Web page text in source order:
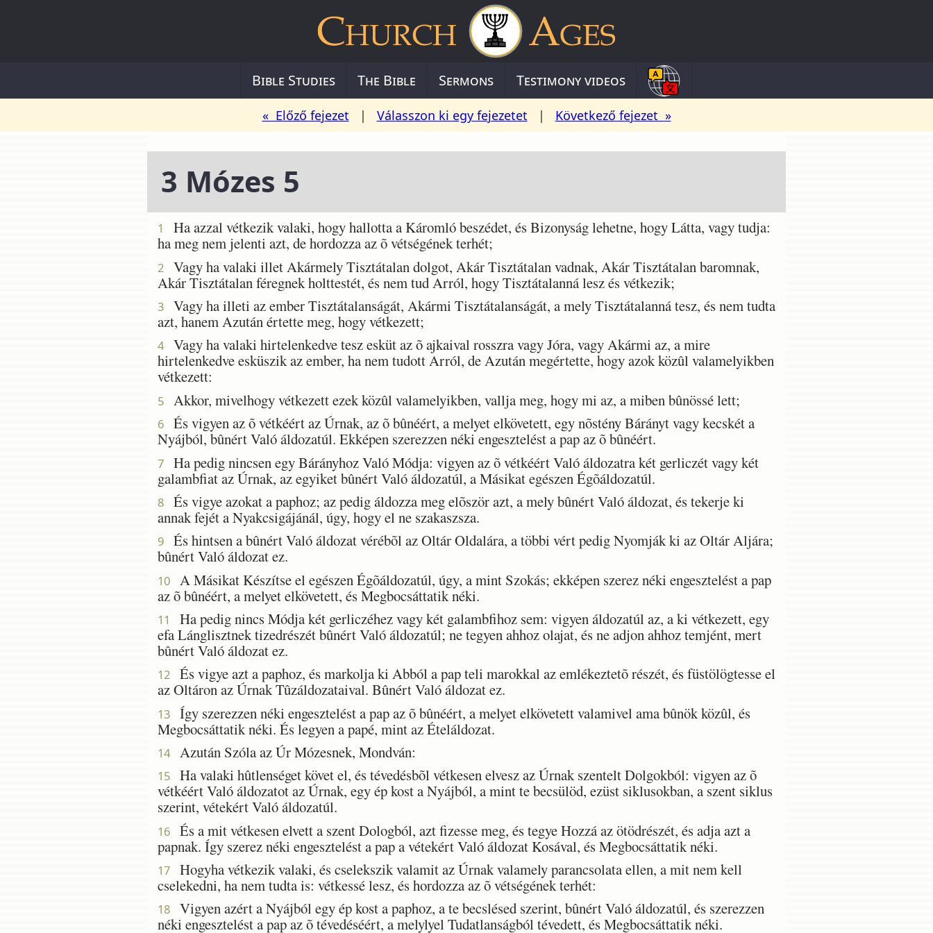
Bible Studies The Bible Sermons Testimony videos
« Előző fejezet | Válasszon ki egy fejezetet | Következő fejezet »
3 Mózes 5
1
Ha azzal vétkezik valaki, hogy hallotta a Káromló beszédet, és Bizonyság lehetne, hogy Látta, vagy tudja:
ha meg nem jelenti azt, de hordozza az õ vétségének terhét;
2
Vagy ha valaki illet Akármely Tisztátalan dolgot, Akár Tisztátalan vadnak, Akár Tisztátalan baromnak,
Akár Tisztátalan féregnek holttestét, és nem tud Arról, hogy Tisztátalanná lesz és vétkezik;
3
Vagy ha illeti az ember Tisztátalanságát, Akármi Tisztátalanságát, a mely Tisztátalanná tesz, és nem tudta
azt, hanem Azután értette meg, hogy vétkezett;
4
Vagy ha valaki hirtelenkedve tesz esküt az õ ajkaival rosszra vagy Jóra, vagy Akármi az, a mire
hirtelenkedve esküszik az ember, ha nem tudott Arról, de Azután megértette, hogy azok közûl valamelyikben
vétkezett:
5 Akkor, mivelhogy vétkezett ezek közûl valamelyikben, vallja meg, hogy mi az, a miben bûnössé lett;
6
És vigyen az õ vétkéért az Úrnak, az õ bûnéért, a melyet elkövetett, egy nõstény Bárányt vagy kecskét a
Nyájból, bûnért Való áldozatúl. Ekképen szerezzen néki engesztelést a pap az õ bûnéért.
7
Ha pedig nincsen egy Bárányhoz Való Módja: vigyen az õ vétkéért Való áldozatra két gerliczét vagy két
galambfiat az Úrnak, az egyiket bûnért Való áldozatúl, a Másikat egészen Égõáldozatúl.
8
És vigye azokat a paphoz; az pedig áldozza meg elõször azt, a mely bûnért Való áldozat, és tekerje ki
annak fejét a Nyakcsigájánál, úgy, hogy el ne szakaszsza.
9
És hintsen a bûnért Való áldozat vérébõl az Oltár Oldalára, a többi vért pedig Nyomják ki az Oltár Aljára;
bûnért Való áldozat ez.
10
A Másikat Készítse el egészen Égõáldozatúl, úgy, a mint Szokás; ekképen szerez néki engesztelést a pap
az õ bûnéért, a melyet elkövetett, és Megbocsáttatik néki.
11
Ha pedig nincs Módja két gerliczéhez vagy két galambfihoz sem: vigyen áldozatúl az, a ki vétkezett, egy
efa Lánglisztnek tizedrészét bûnért Való áldozatúl; ne tegyen ahhoz olajat, és ne adjon ahhoz temjént, mert
bûnért Való áldozat ez.
12
És vigye azt a paphoz, és markolja ki Abból a pap teli marokkal az emlékeztetõ részét, és füstölögtesse el
az Oltáron az Úrnak Tûzáldozataival. Bûnért Való áldozat ez.
13
Így szerezzen néki engesztelést a pap az õ bûnéért, a melyet elkövetett valamivel ama bûnök közûl, és
Megbocsáttatik néki. És legyen a papé, mint az Ételáldozat.
14 Azután Szóla az Úr Mózesnek, Mondván:
15
Ha valaki hûtlenséget követ el, és tévedésbõl vétkesen elvesz az Úrnak szentelt Dolgokból: vigyen az õ
vétkéért Való áldozatot az Úrnak, egy ép kost a Nyájból, a mint te becsülöd, ezüst siklusokban, a szent siklus
szerint, vétekért Való áldozatúl.
16
És a mit vétkesen elvett a szent Dologból, azt fizesse meg, és tegye Hozzá az ötödrészét, és adja azt a
papnak. Így szerez néki engesztelést a pap a vétekért Való áldozat Kosával, és Megbocsáttatik néki.
17
Hogyha vétkezik valaki, és cselekszik valamit az Úrnak valamely parancsolata ellen, a mit nem kell
cselekedni, ha nem tudta is: vétkessé lesz, és hordozza az õ vétségének terhét:
18
Vigyen azért a Nyájból egy ép kost a paphoz, a te becslésed szerint, bûnért Való áldozatúl, és szerezzen
néki engesztelést a pap az õ tévedéséért, a melylyel Tudatlanságból tévedett, és Megbocsáttatik néki.